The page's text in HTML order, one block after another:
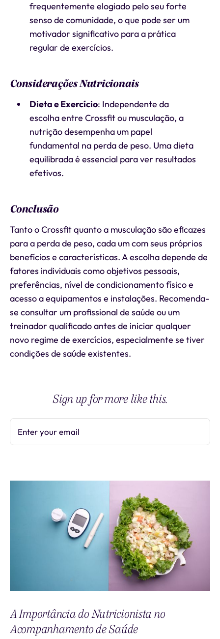
frequentemente elogiado pelo seu forte
senso de comunidade, o que pode ser um
motivador significativo para a prática
regular de exercícios.
Considerações Nutricionais
Dieta e Exercício: Independente da
escolha entre Crossfit ou musculação, a
nutrição desempenha um papel
fundamental na perda de peso. Uma dieta
equilibrada é essencial para ver resultados
efetivos.
Conclusão
Tanto o Crossfit quanto a musculação são eficazes
para a perda de peso, cada um com seus próprios
benefícios e características. A escolha depende de
fatores individuais como objetivos pessoais,
preferências, nível de condicionamento físico e
acesso a equipamentos e instalações. Recomenda-
se consultar um profissional de saúde ou um
treinador qualificado antes de iniciar qualquer
novo regime de exercícios, especialmente se tiver
condições de saúde existentes.
Sign up for more like this.
Enter your email
A Importância do Nutricionista no
Acompanhamento de Saúde